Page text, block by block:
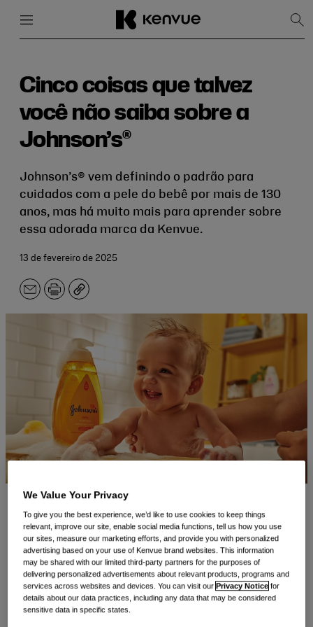
conteúdo
Cinco coisas que talvez
você não saiba sobre a
Johnson’s®
Johnson’s® vem definindo o padrão para
cuidados com a pele do bebê por mais de 130
anos, mas há muito mais para aprender sobre
essa adorada marca da Kenvue.
13 de fevereiro de 2025
E-
Imprimir
Copiar
Há130 anos, a Johnson’s® vem definindo o padrão para
cuidados com a pele do bebê. Embora talvez você já
conheça o logotipo e o aroma da marca, há muito mais
do que se vê. Da fragrância à segurança, veja o que você
pode não saber sobre a Johnson’s®.
We Value Your Privacy
To give you the best experience, we’d like to use cookies to keep things
relevant, improve our site, enable social media functions, tell us how you use
our sites, measure our marketing efforts, and provide you with personalized
advertising based on your use of Kenvue brand websites. This information
may be shared with our limited third-party partners for the purposes of
delivering personalized advertisements about relevant products, programs and
services across websites and devices. You can visit our Privacy Notice for
details about our data practices, including any data that may be considered
sensitive data in specific states.